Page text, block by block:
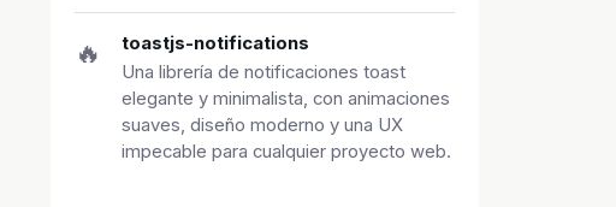
🔥 toastjs-notifications
Una librería de notificaciones toast
elegante y minimalista, con animaciones
suaves, diseño moderno y una UX
impecable para cualquier proyecto web.